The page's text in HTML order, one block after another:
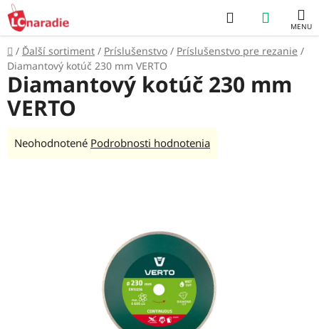
Prejsť
na
obsah
Hľadať
KOŠÍK
Domov
/ Ďalší sortiment / Príslušenstvo / Príslušenstvo pre rezanie /
Diamantový kotúč 230 mm VERTO
Diamantový kotúč 230 mm
VERTO
Priemerné
Neohodnotené Podrobnosti hodnotenia